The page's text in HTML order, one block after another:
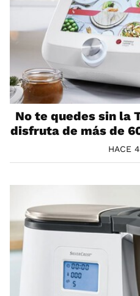
No te quedes sin la
disfruta de más de
HACE